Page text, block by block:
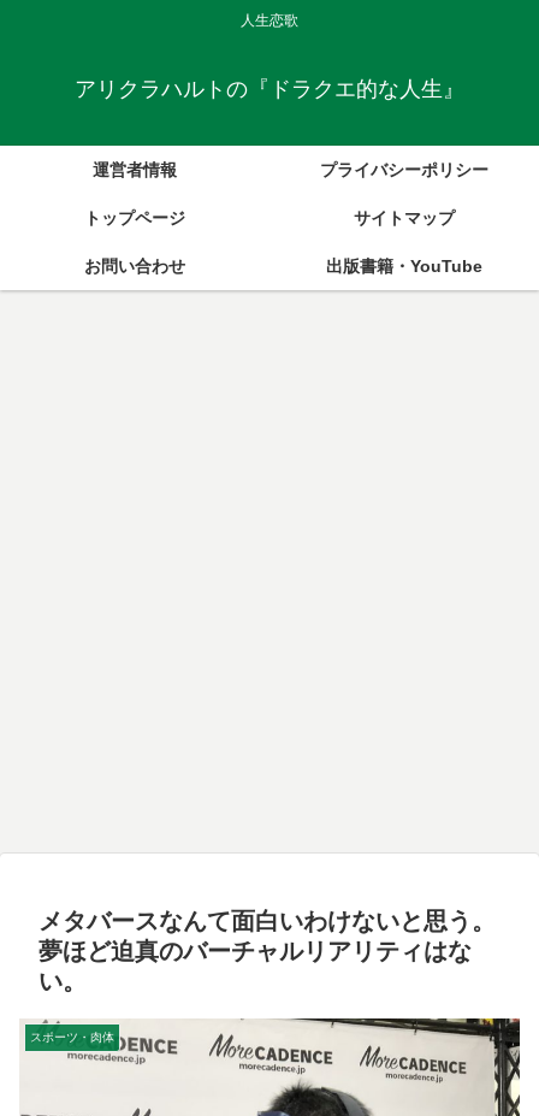
人生恋歌
アリクラハルトの『ドラクエ的な人生』
運営者情報 プライバシーポリシー
トップページ サイトマップ
お問い合わせ 出版書籍・YouTube
メタバースなんて面白いわけないと思う。
夢ほど迫真のバーチャルリアリティはな
い。
スポーツ・肉体